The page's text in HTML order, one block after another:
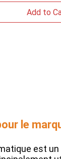
Add to
le
est